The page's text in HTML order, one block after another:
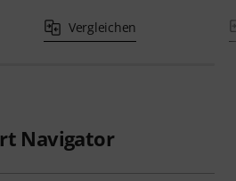
Vergleichen
Navigator